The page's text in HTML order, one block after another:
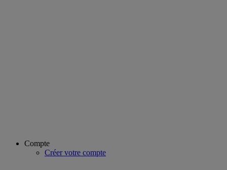
Compte
Créer votre compte